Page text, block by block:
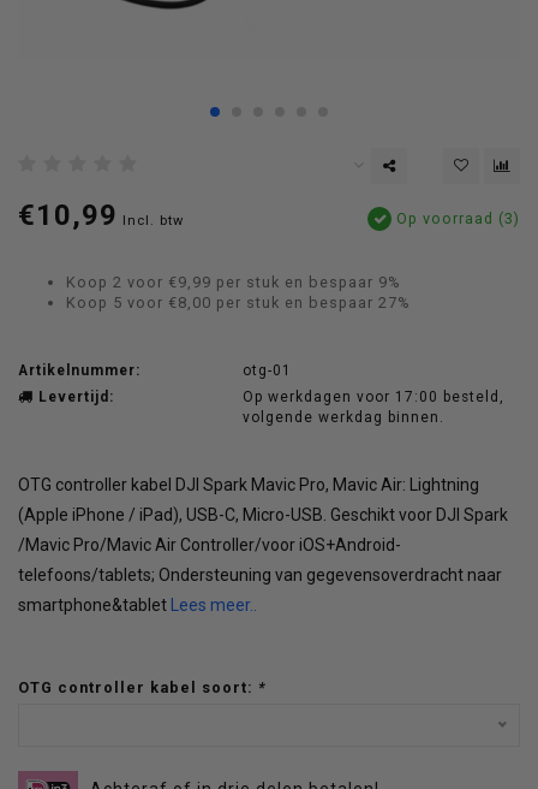
€10,99 Incl. btw Op voorraad (3)
Koop 2 voor €9,99 per stuk en bespaar 9%
Koop 5 voor €8,00 per stuk en bespaar 27%
Artikelnummer:
otg-01
Levertijd:
Op werkdagen voor 17:00 besteld,
volgende werkdag binnen.
OTG controller kabel DJI Spark Mavic Pro, Mavic Air: Lightning
(Apple iPhone / iPad), USB-C, Micro-USB. Geschikt voor DJI Spark
/Mavic Pro/Mavic Air Controller/voor iOS+Android-
telefoons/tablets; Ondersteuning van gegevensoverdracht naar
smartphone&tablet Lees meer..
OTG controller kabel soort: *